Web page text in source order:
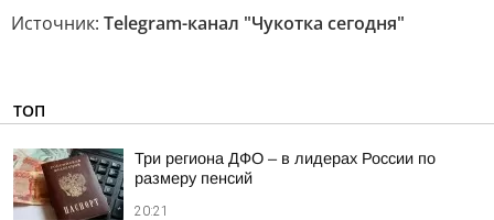
Источник: Telegram-канал "Чукотка сегодня"
ТОП
Три региона ДФО – в лидерах России по
размеру пенсий
20:21